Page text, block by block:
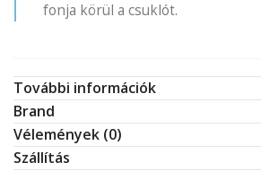
fonja körül a csuklót.
További információk
Brand
Vélemények (0)
Szállítás